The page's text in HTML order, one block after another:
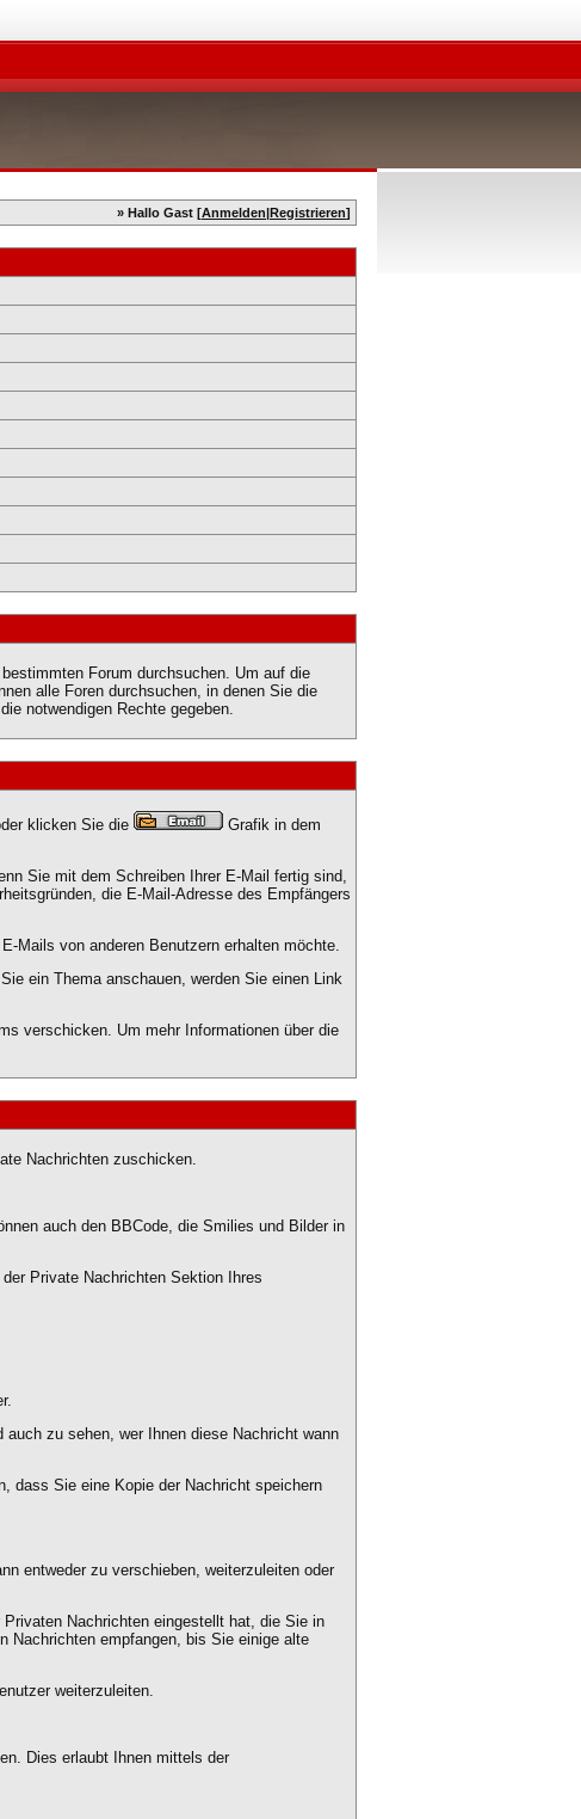
» Hallo Gast [Anmelden|Registrieren]
Forum durchsuchen. Um auf die
alle Foren durchsuchen, in denen Sie die
notwendigen Rechte gegeben.
klicken Sie die
Grafik in dem
Sie mit dem Schreiben Ihrer E-Mail fertig sind,
die E-Mail-Adresse des Empfängers
Mails von anderen Benutzern erhalten möchte.
ein Thema anschauen, werden Sie einen Link
verschicken. Um mehr Informationen über die
Nachrichten zuschicken.
auch den BBCode, die Smilies und Bilder in
Private Nachrichten Sektion Ihres
zu sehen, wer Ihnen diese Nachricht wann
dass Sie eine Kopie der Nachricht speichern
entweder zu verschieben, weiterzuleiten oder
Nachrichten eingestellt hat, die Sie in
Nachrichten empfangen, bis Sie einige alte
weiterzuleiten.
Dies erlaubt Ihnen mittels der